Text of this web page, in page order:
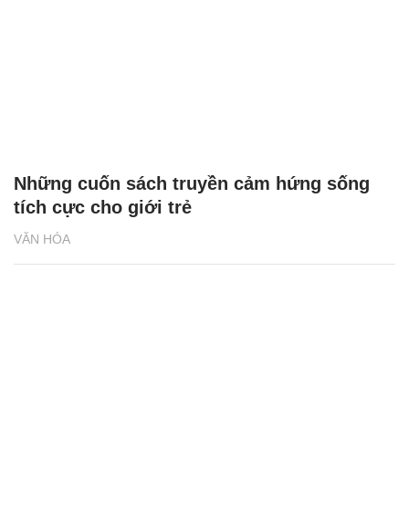
VĂN HÓA
Những cuốn sách truyền cảm hứng sống
tích cực cho giới trẻ